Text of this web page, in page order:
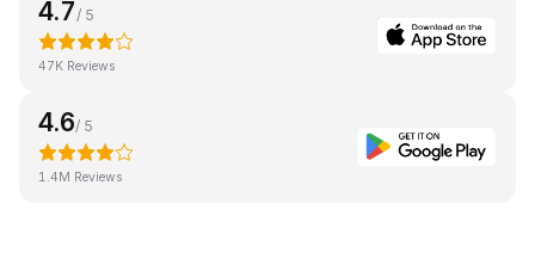
4.7 / 5
47K Reviews
4.6/ 5
1.4M Reviews